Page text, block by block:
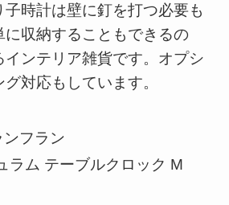
時計は壁に釘を打つ必要も
に収納することもできるの
インテリア雑貨です。オプシ
対応もしています。
フラン
ラム テーブルクロック M